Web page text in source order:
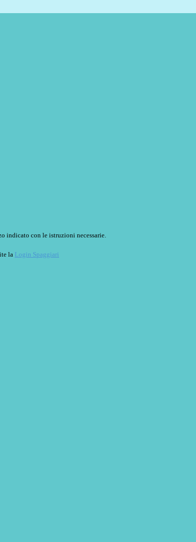
indicato con le istruzioni necessarie.
la Login Spaggiari